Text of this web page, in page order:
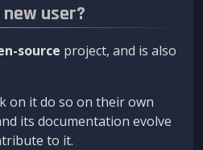
user?
source project, and is also
on it do so on their own
its documentation evolve
to it.